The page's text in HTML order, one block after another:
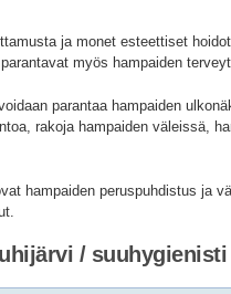
ja monet esteettiset
myös hampaiden
parantaa hampaiden
rakoja hampaiden väleissä,
hampaiden peruspuhdistus ja
/